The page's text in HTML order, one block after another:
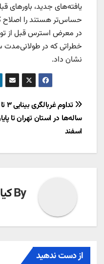
یافته‌های جدید، باورهای
حساس‌تر هستند را اصلاح
در معرض استرس قبل از
خطراتی که در طولانی‌مدت
نشان داد.
راهبری
نوشته
ساله‌ها در استان تهران تا
اسفند
By
از دست ندهید